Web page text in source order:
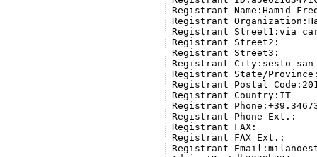
Registrant Name:Hamid
Registrant
Registrant Street1:via
Registrant Street2:
Registrant Street3:
Registrant City:sesto san
Registrant State/
Registrant Postal
Registrant Country:IT
Registrant
Registrant Phone Ext.:
Registrant FAX:
Registrant FAX Ext.:
Registrant